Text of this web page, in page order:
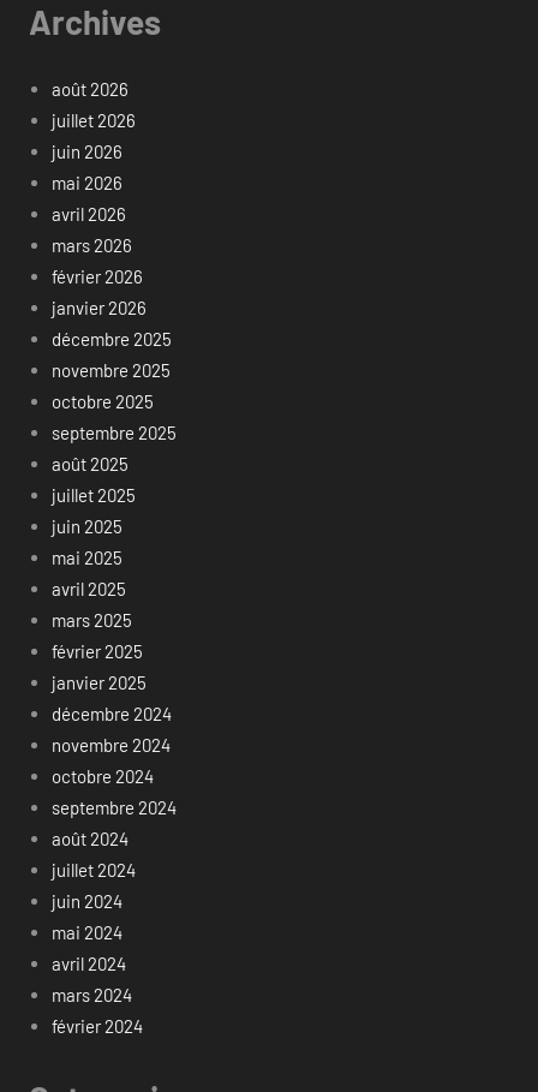
Archives
août 2026
juillet 2026
juin 2026
mai 2026
avril 2026
mars 2026
février 2026
janvier 2026
décembre 2025
novembre 2025
octobre 2025
septembre 2025
août 2025
juillet 2025
juin 2025
mai 2025
avril 2025
mars 2025
février 2025
janvier 2025
décembre 2024
novembre 2024
octobre 2024
septembre 2024
août 2024
juillet 2024
juin 2024
mai 2024
avril 2024
mars 2024
février 2024